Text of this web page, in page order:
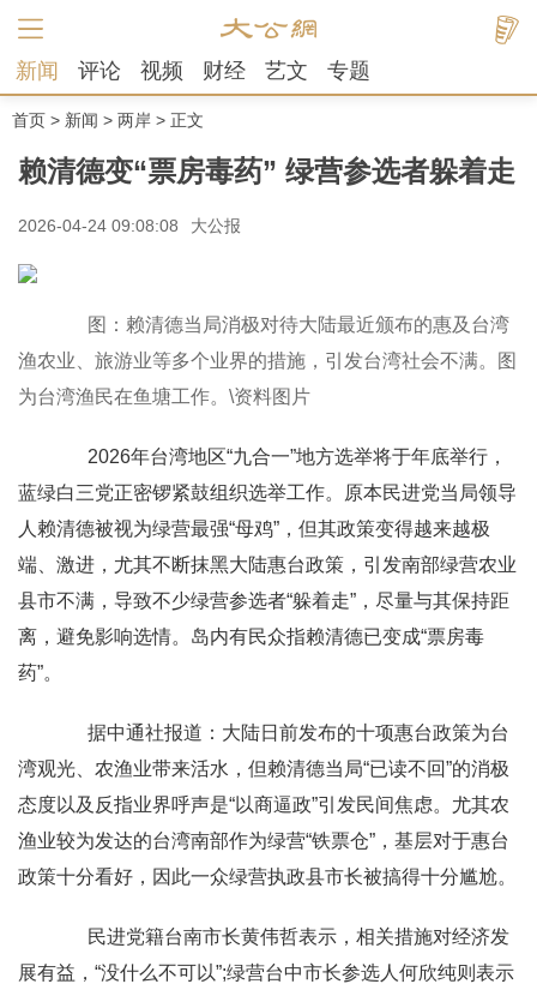
新闻 评论 视频 财经 艺文 专题
首页 > 新闻 > 两岸 > 正文
赖清德变“票房毒药” 绿营参选者躲着走
2026-04-24 09:08:08 大公报
图：赖清德当局消极对待大陆最近颁布的惠及台湾
渔农业、旅游业等多个业界的措施，引发台湾社会不满。图
为台湾渔民在鱼塘工作。\资料图片
2026年台湾地区“九合一”地方选举将于年底举行，
蓝绿白三党正密锣紧鼓组织选举工作。原本民进党当局领导
人赖清德被视为绿营最强“母鸡”，但其政策变得越来越极
端、激进，尤其不断抹黑大陆惠台政策，引发南部绿营农业
县市不满，导致不少绿营参选者“躲着走”，尽量与其保持距
离，避免影响选情。岛内有民众指赖清德已变成“票房毒
药”。
据中通社报道：大陆日前发布的十项惠台政策为台
湾观光、农渔业带来活水，但赖清德当局“已读不回”的消极
态度以及反指业界呼声是“以商逼政”引发民间焦虑。尤其农
渔业较为发达的台湾南部作为绿营“铁票仓”，基层对于惠台
政策十分看好，因此一众绿营执政县市长被搞得十分尴尬。
民进党籍台南市长黄伟哲表示，相关措施对经济发
展有益，“没什么不可以”;绿营台中市长参选人何欣纯则表示